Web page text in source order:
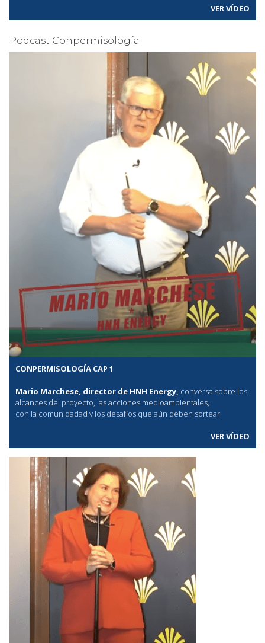
VER VÍDEO
Podcast Conpermisología
CONPERMISOLOGÍA CAP 1
Mario Marchese, director de HNH Energy, conversa sobre los
alcances del proyecto, las acciones medioambientales,
con la comunidadad y los desafíos que aún deben sortear.
VER VÍDEO